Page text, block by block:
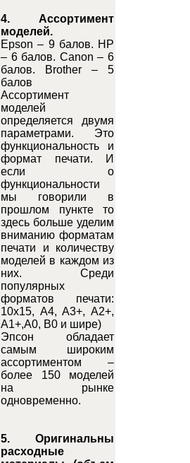
4. Ассортимент
моделей.
Epson – 9 балов. HP
– 6 балов. Canon – 6
балов. Brother – 5
балов
Ассортимент
моделей
определяется двумя
параметрами. Это
функциональность и
формат печати. И
если о
функциональности
мы говорили в
прошлом пункте то
здесь больше уделим
вниманию форматам
печати и количеству
моделей в каждом из
них. Среди
популярных
форматов печати:
10х15, А4, А3+, А2+,
А1+,А0, В0 и шире)
Эпсон обладает
самым широким
ассортиментом –
более 150 моделей
на рынке
одновременно.
5. Оригинальны
расходные